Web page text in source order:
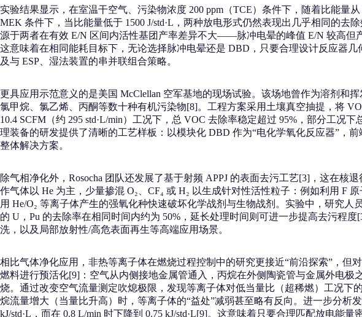
实验结果显示，在室温干空气、污染物浓度 200 ppm（TCE）条件下，随着比能量
MEK 条件下，当比能量低于 1500 J/std·L，两种放电形式仍然表现出几乎相同的
源于两者在有效 E/N 区间内活性基团产率差异不大——脉冲电晕的峰值 E/N 较高但
这意味着在相同能耗目标下，无论选择脉冲电晕还是 DBD，只要合理设计反应器
及与 ESP、湿法装置的串并联组合策略。
更具应用示范意义的是美国 McClellan 空军基地的现场试验。该场地曾作为溶剂和
氯甲烷、氯乙烯、丙酮等数十种有机污染物[8]。工程方案采用土壤真空抽提，将
10.4 SCFM（约 295 std·L/min）工况下，总 VOC 去除率稳定超过 95%，部分工
理装备的研发提供了清晰的工艺样板：以模块化 DBD 作为“电化学氧化反应器”，
整体解决方案。
除气相净化外，Rosocha 团队还发展了基于射频 APPJ 的表面去污工艺[3]，这在核
作气体以 He 为主，少量掺混 O₂、CF₄ 或 H₂ 以生成针对性活性粒子：例如利用 F
用 He/O₂ 等离子体产生的强氧化种快速破坏化学战剂与生物战剂。实验中，研究人
的 U，Pu 的去除率在相同时间内约为 50%，延长处理时间则可进一步提高去污程
洗，以及局部放射性/高危表面再生等高端应用场景。
相比气体净化应用，非热等离子体在燃烧过程控制中的研究更接近“前沿探索”，但
燃料进行预活化[9]：空气从内侧接地金属管通入，丙烷在外侧陶瓷管与金属外电
烧。通过改变空气流量测定吹熄极限，发现等离子体对低当量比（超稀燃）工况
烷流量增大（当量比升高）时，等离子体的“益处”减弱甚至略有反向。进一步分析
kJ/std·L，而在 0.8 L/min 时下降到 0.75 kJ/std·L[9]。这意味着只要合理匹配放电